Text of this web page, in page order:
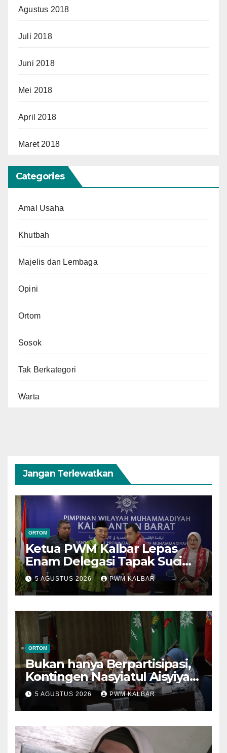
Agustus 2018
Juli 2018
Juni 2018
Mei 2018
April 2018
Maret 2018
Categories
Amal Usaha
Khutbah
Majelis dan Lembaga
Opini
Ortom
Sosok
Tak Berkategori
Warta
Jangan Terlewatkan
ORTOM
Ketua PWM Kalbar Lepas
Enam Delegasi Tapak Suci
Menuju Muktamar XVI di
Semarang
5 AGUSTUS 2026 PWM KALBAR
ORTOM
Bukan hanya Berpartisipasi,
Kontingen Nasyiatul Aisyiyah
Kalbar Perjuangkan Program
di Muktamar XV
5 AGUSTUS 2026 PWM KALBAR